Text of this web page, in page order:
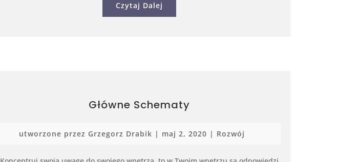
Czytaj Dalej
Główne Schematy
utworzone przez Grzegorz Drabik | maj 2, 2020 | Rozwój